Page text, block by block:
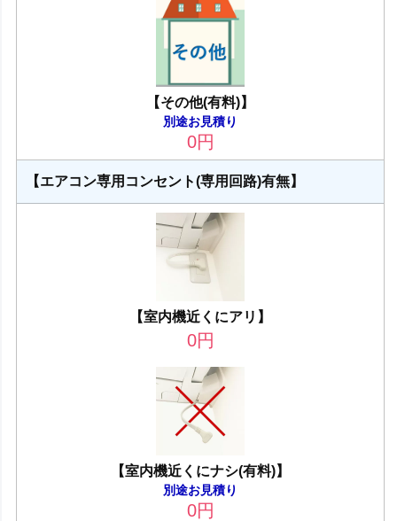
【その他(有料)】
別途お見積り
0円
【エアコン専用コンセント(専用回路)有無】
【室内機近くにアリ】
0円
【室内機近くにナシ(有料)】
別途お見積り
0円